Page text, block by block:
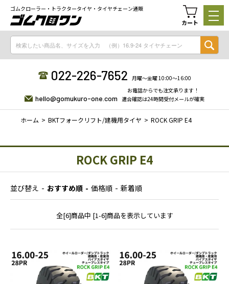
ゴムクローラー・トラクタータイヤ・タイヤチェーン通販
カート
022-226-7652 月曜〜金曜 10:00〜16:00
hello@gomukuro-one.com
お電話からでも注文承ります！
適合確認は24時間受付メールが確実
ホーム BKTフォークリフト/建機用タイヤ ROCK GRIP E4
ROCK GRIP E4
並び替え おすすめ順 価格順 新着順
全[6]商品中 [1-6]商品を表示しています